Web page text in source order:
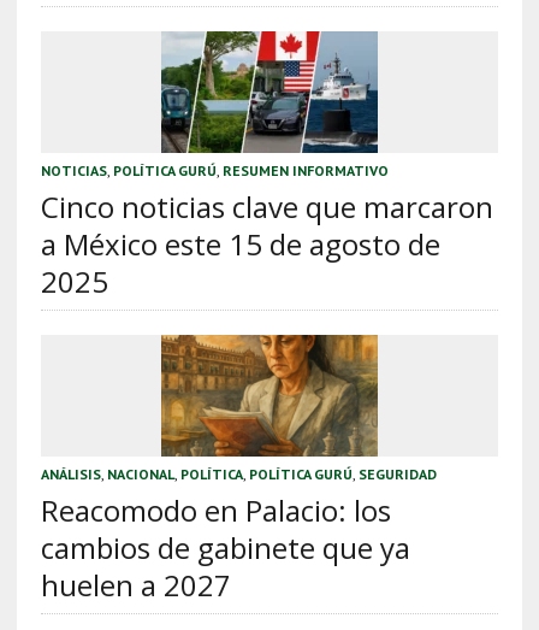
NOTICIAS, POLÍTICA GURÚ, RESUMEN INFORMATIVO
Cinco noticias clave que marcaron
a México este 15 de agosto de
2025
ANÁLISIS, NACIONAL, POLÍTICA, POLÍTICA GURÚ, SEGURIDAD
Reacomodo en Palacio: los
cambios de gabinete que ya
huelen a 2027